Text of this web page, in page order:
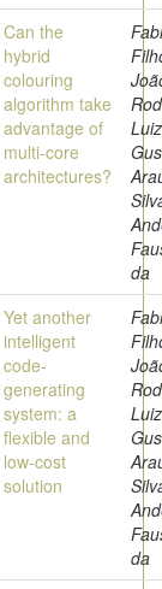
Can the
hybrid
colouring
algorithm take
advantage of
multi-core
architectures?
Luiz
da
Yet another
intelligent
code-
generating
system: a
flexible and
low-cost
solution
Luiz
da